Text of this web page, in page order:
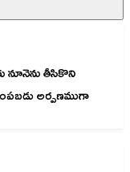
నూనెను తీసికొని
అర్పణముగా